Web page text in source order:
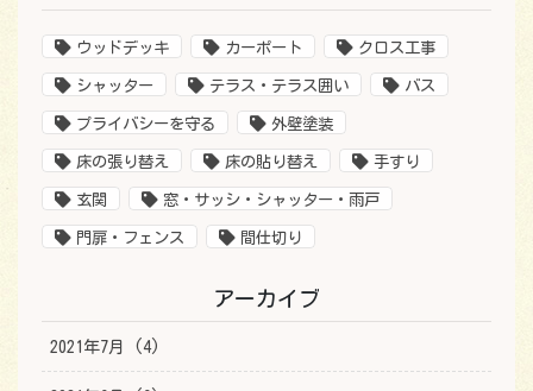
ウッドデッキ カーポート クロス工事
シャッター テラス・テラス囲い バス
プライバシーを守る 外壁塗装
床の張り替え 床の貼り替え 手すり
玄関 窓・サッシ・シャッター・雨戸
門扉・フェンス 間仕切り
アーカイブ
2021年7月 (4)